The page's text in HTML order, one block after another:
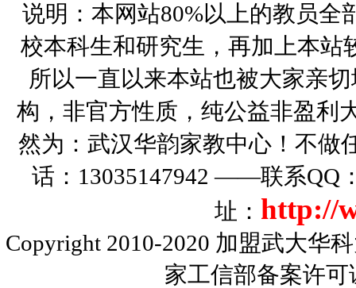
说明：本网站80%以上的教员全
校本科生和研究生，再加上本站
所以一直以来本站也被大家亲
构，非官方性质，纯公益非盈利
然为：武汉华韵家教中心！不做
话：13035147942 ——联系QQ
址： http://
Copyright 2010-2020 加盟武大华
家工信部备案许可